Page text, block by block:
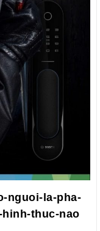
nguoi-la-pha-
hinh-thuc-nao